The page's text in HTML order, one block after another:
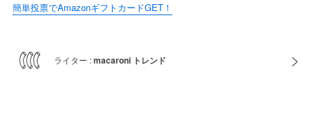
簡単投票でAmazonギフトカードGET！
ライター :macaroni トレンド